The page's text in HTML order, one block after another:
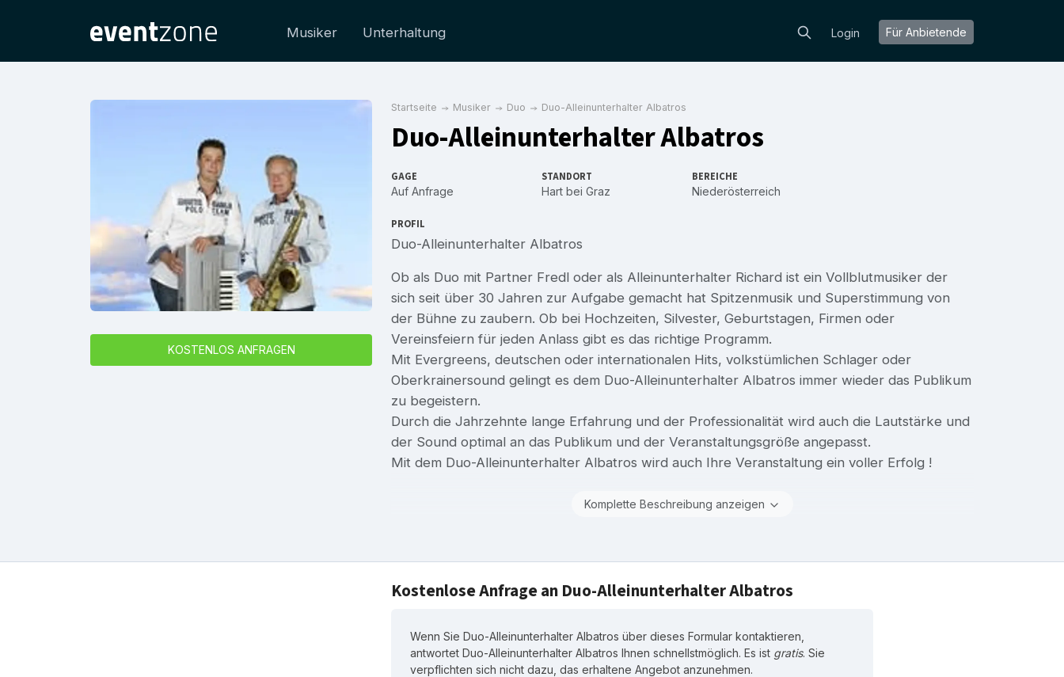
Musiker Unterhaltung Login Für Anbietende
KOSTENLOS ANFRAGEN
Startseite Musiker Duo Duo-Alleinunterhalter Albatros
Duo-Alleinunterhalter Albatros
GAGE
Auf Anfrage
STANDORT
Hart bei Graz
BEREICHE
Niederösterreich
PROFIL
Duo-Alleinunterhalter Albatros
Ob als Duo mit Partner Fredl oder als Alleinunterhalter Richard ist ein Vollblutmusiker der
sich seit über 30 Jahren zur Aufgabe gemacht hat Spitzenmusik und Superstimmung von
der Bühne zu zaubern. Ob bei Hochzeiten, Silvester, Geburtstagen, Firmen oder
Vereinsfeiern für jeden Anlass gibt es das richtige Programm.
Mit Evergreens, deutschen oder internationalen Hits, volkstümlichen Schlager oder
Oberkrainersound gelingt es dem Duo-Alleinunterhalter Albatros immer wieder das Publikum
zu begeistern.
Durch die Jahrzehnte lange Erfahrung und der Professionalität wird auch die Lautstärke und
der Sound optimal an das Publikum und der Veranstaltungsgröße angepasst.
Mit dem Duo-Alleinunterhalter Albatros wird auch Ihre Veranstaltung ein voller Erfolg !
Komplette Beschreibung anzeigen
Kostenlose Anfrage an Duo-Alleinunterhalter Albatros
Wenn Sie Duo-Alleinunterhalter Albatros über dieses Formular kontaktieren,
antwortet Duo-Alleinunterhalter Albatros Ihnen schnellstmöglich. Es ist gratis. Sie
verpflichten sich nicht dazu, das erhaltene Angebot anzunehmen.